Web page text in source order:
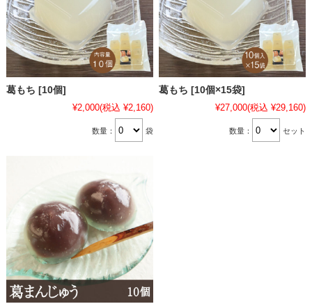
葛もち [10個]
¥2,000(税込 ¥2,160)
数量： 袋
葛もち [10個×15袋]
¥27,000(税込 ¥29,160)
数量： セット